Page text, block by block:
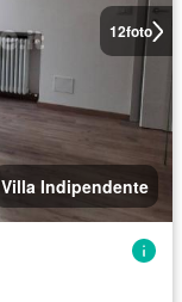
12foto
Villa Indipendente